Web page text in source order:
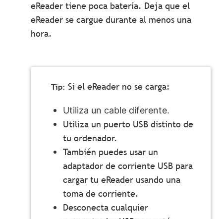
eReader tiene poca batería. Deja que el
eReader se cargue durante al menos una
hora.
Si el eReader no se carga:
Utiliza un cable diferente.
Utiliza un puerto USB distinto de
tu ordenador.
También puedes usar un
adaptador de corriente USB para
cargar tu eReader usando una
toma de corriente.
Desconecta cualquier